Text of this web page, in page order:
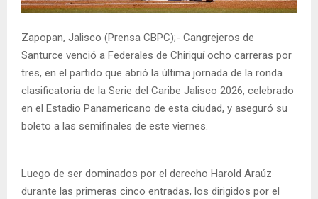
Zapopan, Jalisco (Prensa CBPC);- Cangrejeros de
Santurce venció a Federales de Chiriquí ocho carreras por
tres, en el partido que abrió la última jornada de la ronda
clasificatoria de la Serie del Caribe Jalisco 2026, celebrado
en el Estadio Panamericano de esta ciudad, y aseguró su
boleto a las semifinales de este viernes.
Luego de ser dominados por el derecho Harold Araúz
durante las primeras cinco entradas, los dirigidos por el